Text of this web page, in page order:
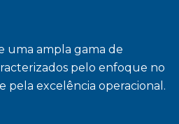
uma ampla gama de
pelo enfoque no
pela excelência operacional.